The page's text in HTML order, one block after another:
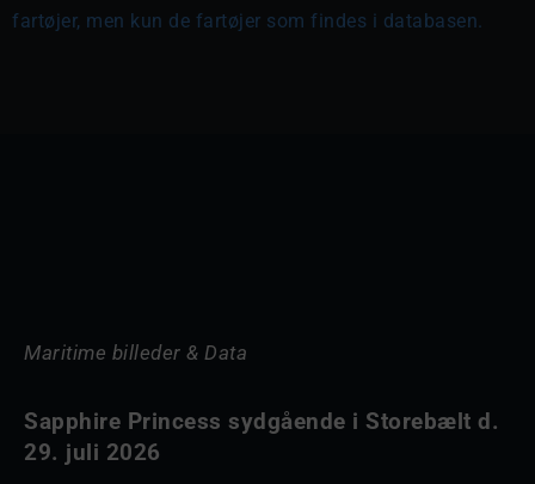
fartøjer, men kun de fartøjer som findes i databasen.
Maritime billeder & Data
Sapphire Princess sydgående i Storebælt d.
29. juli 2026